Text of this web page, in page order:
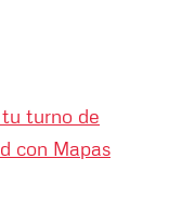
turno de
con Mapas